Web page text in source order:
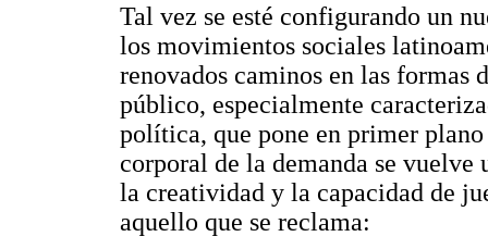
Tal vez se esté configurando un
los movimientos sociales
renovados caminos en las
público, especialmente
política, que pone en primer
corporal de la demanda se
la creatividad y la capacidad de
aquello que se reclama: